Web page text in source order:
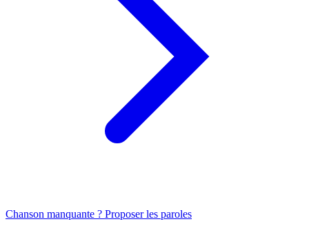
Chanson manquante ? Proposer les paroles